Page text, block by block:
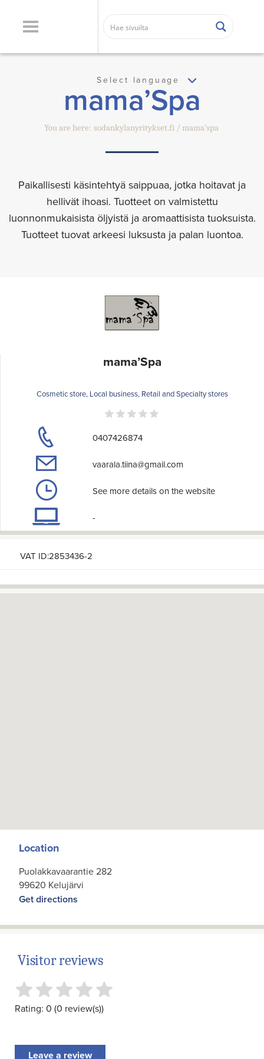
Select language
mama’Spa
You are here: sodankylanyritykset.fi mama’spa
Paikallisesti käsintehtyä saippuaa, jotka hoitavat ja
hellivät ihoasi. Tuotteet on valmistettu
luonnonmukaisista öljyistä ja aromaattisista tuoksuista.
Tuotteet tuovat arkeesi luksusta ja palan luontoa.
mama’Spa
Cosmetic store, Local business, Retail and Specialty stores
0407426874
vaarala.tiina@gmail.com
See more details on the website
-
VAT ID:2853436-2
Location
Puolakkavaarantie 282
99620 Kelujärvi
Get directions
Visitor reviews
Rating: 0 (0 review(s))
Leave a review